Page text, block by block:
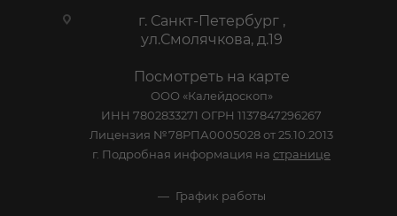
г. Санкт-Петербург ,
ул.Смолячкова, д.19
Посмотреть на карте
ООО «Калейдоскоп»
ИНН 7802833271 ОГРН 1137847296267
Лицензия №78РПА0005028 от 25.10.2013
г. Подробная информация на странице
График работы